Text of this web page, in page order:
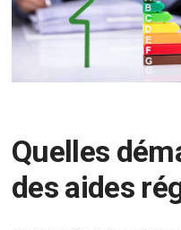
Quelles
des aides